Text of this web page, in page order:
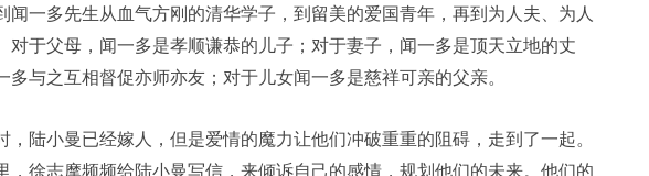
闻一多先生从血气方刚的清华学子，到留美的爱国青年，再到为人夫、为人
对于父母，闻一多是孝顺谦恭的儿子；对于妻子，闻一多是顶天立地的丈
多与之互相督促亦师亦友；对于儿女闻一多是慈祥可亲的父亲。
，陆小曼已经嫁人，但是爱情的魔力让他们冲破重重的阻碍，走到了一起。
，徐志摩频频给陆小曼写信，来倾诉自己的感情，规划他们的未来。他们的